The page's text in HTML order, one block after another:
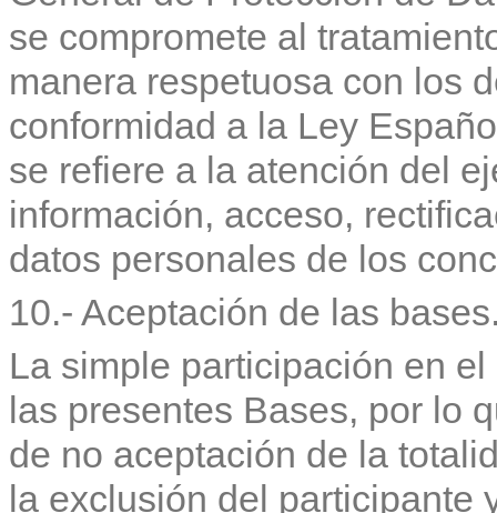
se compromete al
manera respetuosa con los
conformidad a la Ley
se refiere a la atención del
información, acceso,
datos personales de los
10.- Aceptación de las
La simple participación en
las presentes Bases, por lo
de no aceptación de la
la exclusión del participante